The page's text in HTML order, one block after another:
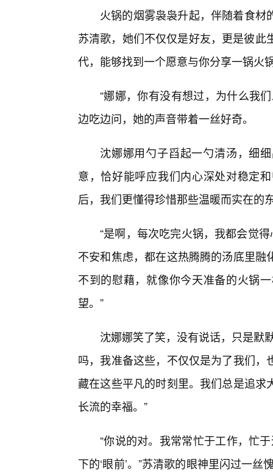
火锅的烟雾袅袅升起，伴随着食
苏清歌，她们不仅仅是好友，更是彼
代，能够找到一个愿意与你分享一锅火
“娜娜，你有没有想过，为什么我
边吃边问，她的声音带着一丝好奇。
沈娜娜用勺子舀起一勺清汤，细
意，恰好能呼应我们内心深处对稳定
后，我们更懂得珍惜那些温暖而实在的
“是啊，每次吃完火锅，我都会觉
不安和焦虑，都在这热腾腾的汤底里
不到的慰藉，就像你今天准备的火锅
望。”
沈娜娜笑了笑，没有说话，只是默
吗，我准备这些，不仅仅是为了我们
藏在这些平凡的时刻里。我们总是追
长流的幸福。”
“你说的对。我常常忙于工作，忙
下的‘眼前’。”苏清歌的眼神里闪过一